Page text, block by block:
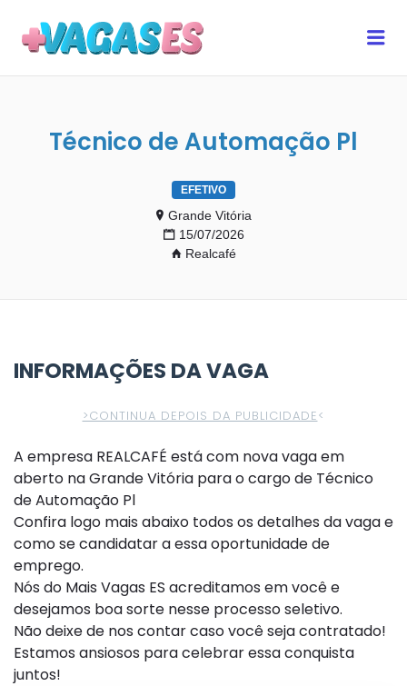
Técnico de Automação Pl
EFETIVO
Grande Vitória
15/07/2026
Realcafé
INFORMAÇÕES DA VAGA
>CONTINUA DEPOIS DA PUBLICIDADE<
A empresa REALCAFÉ está com nova vaga em
aberto na Grande Vitória para o cargo de Técnico
de Automação Pl
Confira logo mais abaixo todos os detalhes da vaga e
como se candidatar a essa oportunidade de
emprego.
Nós do Mais Vagas ES acreditamos em você e
desejamos boa sorte nesse processo seletivo.
Não deixe de nos contar caso você seja contratado!
Estamos ansiosos para celebrar essa conquista
juntos!